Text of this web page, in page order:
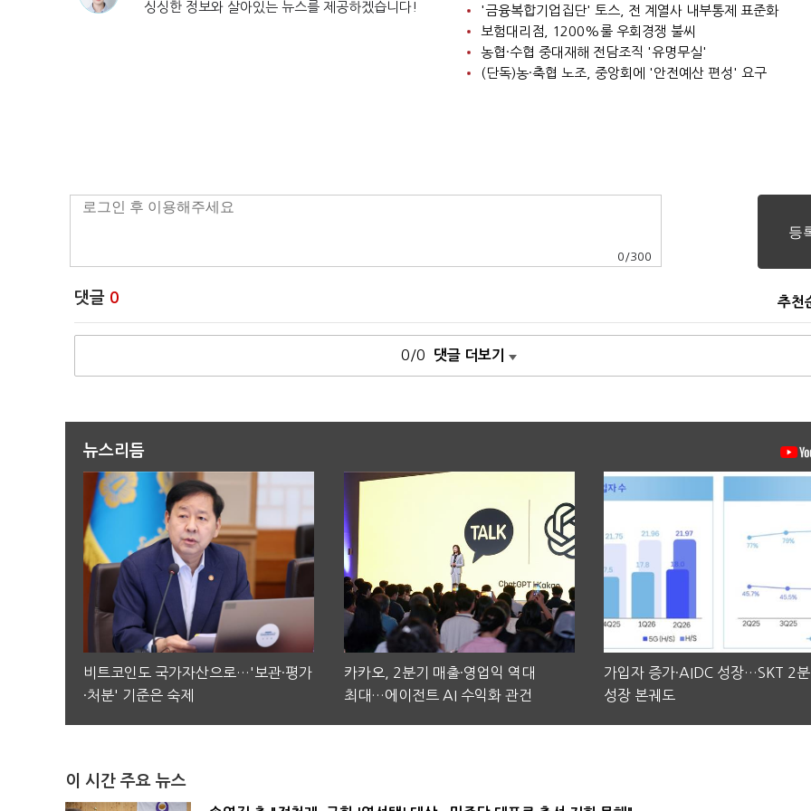
싱싱한 정보와 살아있는 뉴스를 제공하겠습니다!
'금융복합기업집단' 토스, 전 계열사 내부통제 표준화
보험대리점, 1200%룰 우회경쟁 불씨
농협·수협 중대재해 전담조직 '유명무실'
(단독)농·축협 노조, 중앙회에 '안전예산 편성' 요구
0 /300
댓글 0 추천
0/0 댓글 더보기
뉴스리듬
비트코인도 국가자산으로…'보관·평가
·처분' 기준은 숙제
카카오, 2분기 매출·영업익 역대
최대…에이전트 AI 수익화 관건
가입자 증가·AIDC 성장…SKT 2
성장 본궤도
이 시간 주요 뉴스